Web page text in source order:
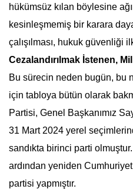
hükümsüz kılan böylesine
kesinleşmemiş bir karara
çalışılması, hukuk güvenliği
Cezalandırılmak İstenen,
Bu sürecin neden bugün, bu
için tabloya bütün olarak
Partisi, Genel Başkanımız
31 Mart 2024 yerel
sandıkta birinci parti olmuştur.
ardından yeniden
partisi yapmıştır.